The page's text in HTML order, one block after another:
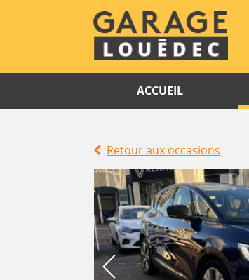
ACCUEIL
Retour aux occasions